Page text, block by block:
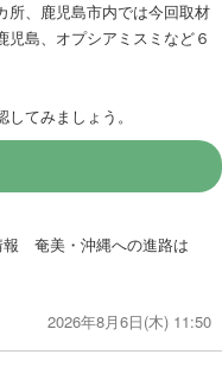
所、鹿児島市内では今回取材
島、オプシアミスミなど６
てみましょう。
報 奄美・沖縄への進路は
2026年8月6日(木) 11:50